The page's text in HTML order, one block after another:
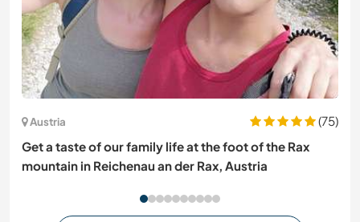
Austria
(75)
Get a taste of our family life at the foot of the Rax
mountain in Reichenau an der Rax, Austria